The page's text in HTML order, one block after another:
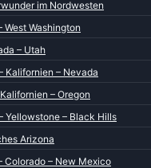
im Nordwesten
West Washington
– Utah
Kalifornien – Nevada
– Oregon
Yellowstone – Black Hills
Arizona
Colorado – New Mexico
anderer Ziele auf
wir
und gen
fahren. Was es
so einige
nur am